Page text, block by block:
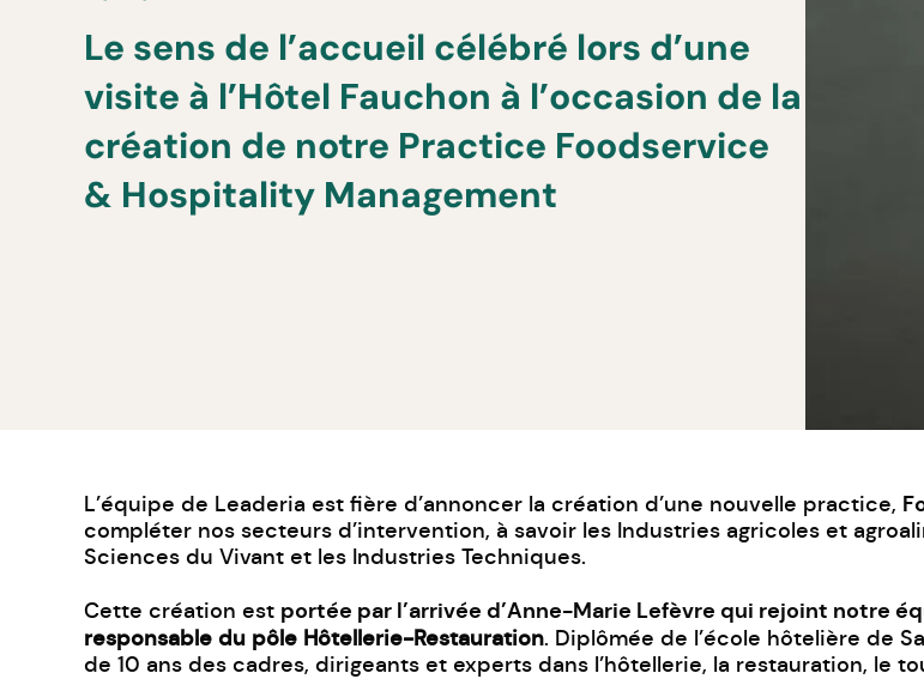
Le sens de l’accueil célébré lors d’une
visite à l’Hôtel Fauchon à l’occasion de la
création de notre Practice Foodservice
& Hospitality Management
L’équipe de Leaderia est fière d’annoncer la création d’une nouvelle practice,
compléter nos secteurs d’intervention, à savoir les Industries agricoles et
Sciences du Vivant et les Industries Techniques.
Cette création est portée par l’arrivée d’Anne-Marie Lefèvre qui rejoint notre
responsable du pôle Hôtellerie-Restauration. Diplômée de l’école hôtelière de
de 10 ans des cadres, dirigeants et experts dans l’hôtellerie, la restauration, le